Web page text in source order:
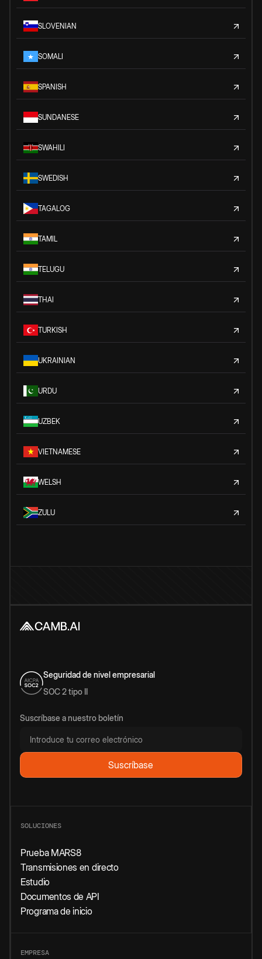
SLOVENIAN
SOMALI
SPANISH
SUNDANESE
SWAHILI
SWEDISH
TAGALOG
TAMIL
TELUGU
THAI
TURKISH
UKRAINIAN
URDU
UZBEK
VIETNAMESE
WELSH
ZULU
Seguridad de nivel empresarial
SOC 2 tipo II
Suscríbase a nuestro boletín
SOLUCIONES
Prueba MARS8
Transmisiones en directo
Estudio
Documentos de API
Programa de inicio
EMPRESA